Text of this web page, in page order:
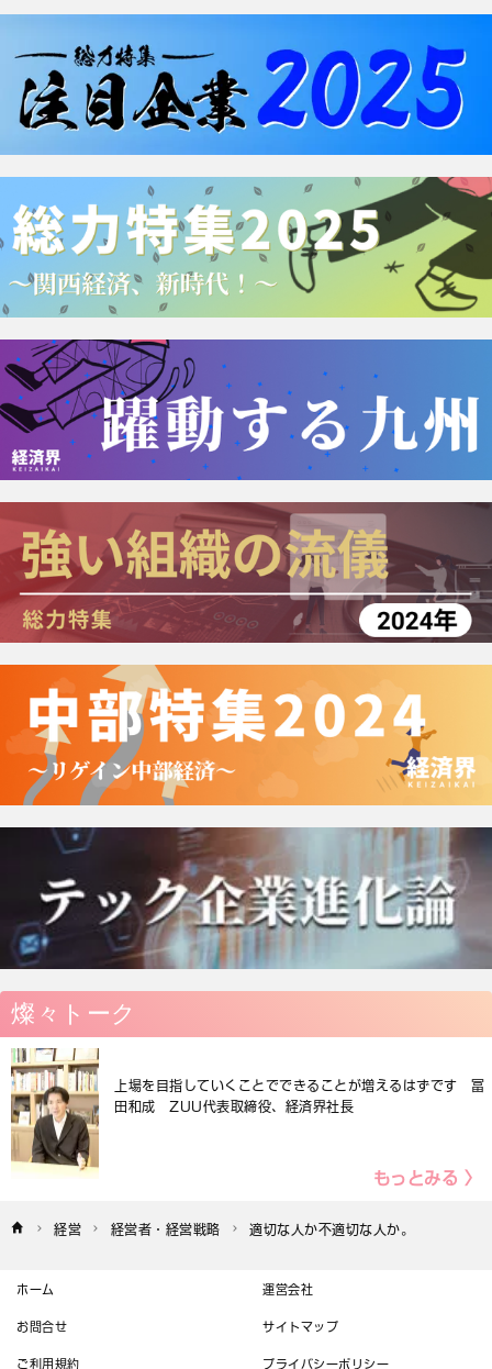
燦々トーク
上場を目指していくことでできることが増えるはずです 冨
田和成 ZUU代表取締役、経済界社長
もっとみる 〉
経営 経営者・経営戦略 適切な人か不適切な人か。
ホーム 運営会社
お問合せ サイトマップ
ご利用規約 プライバシーポリシー